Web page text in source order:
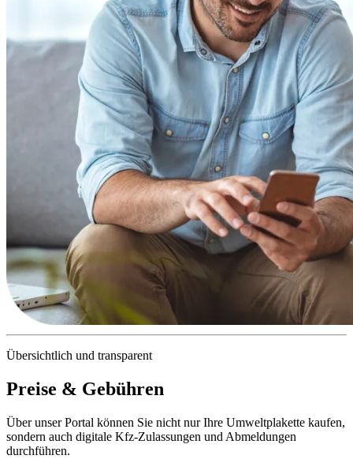
Übersichtlich und transparent
Preise & Gebühren
Über unser Portal können Sie nicht nur Ihre Umweltplakette kaufen,
sondern auch digitale Kfz-Zulassungen und Abmeldungen
durchführen.